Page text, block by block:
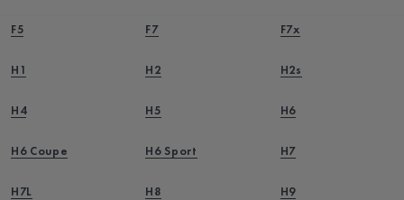
F5 F7 F7x
H1 H2 H2s
H4 H5 H6
H6 Coupe H6 Sport H7
H7L H8 H9